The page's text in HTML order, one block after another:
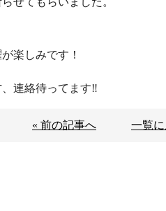
楽しみです！
連絡待ってます‼️
« 前の記事へ 一覧に